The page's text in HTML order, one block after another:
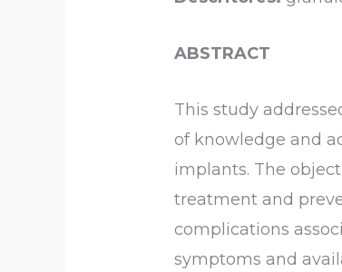
ABSTRACT
This study
of knowledge and
implants. The
treatment and
complications
symptoms and